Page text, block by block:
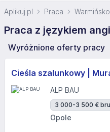
Aplikuj.pl Praca
Praca z językiem
Wyróżnione oferty pracy
Cieśla szalunkowy |
ALP BAU
3 000-3 500 €
Opole